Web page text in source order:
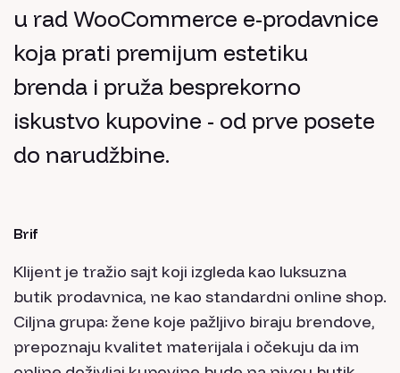
u rad WooCommerce e-prodavnice
koja prati premijum estetiku
brenda i pruža besprekorno
iskustvo kupovine - od prve posete
do narudžbine.
Brif
Klijent je tražio sajt koji izgleda kao luksuzna
butik prodavnica, ne kao standardni online shop.
Ciljna grupa: žene koje pažljivo biraju brendove,
prepoznaju kvalitet materijala i očekuju da im